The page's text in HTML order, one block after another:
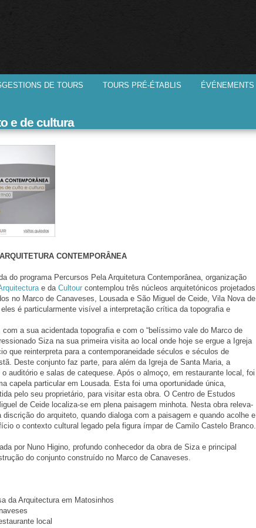
DE TOURS TOURS PRÉ-ÉTABLIS ÉVÉNEMENTS
e de cultura
CONTEMPORÂNEA
do programa Percursos Pela Arquitetura Contemporânea, organização
e da Cultour contemplou três núcleos arquitetónicos projetados
no Marco de Canaveses, Lousada e São Miguel de Ceide, Vila Nova de
é particularmente visível a interpretação crítica da topografia e
a sua acidentada topografia e com o “belíssimo vale do Marco de
Siza na sua primeira visita ao local onde hoje se ergue a Igreja
que reinterpreta para a contemporaneidade séculos e séculos de
Deste conjunto faz parte, para além da Igreja de Santa Maria, a
auditório e salas de catequese. Após o almoço, em restaurante local, foi
capela particular em Lousada. Esta foi uma oportunidade única,
pelo seu proprietário, para visitar esta obra. O Centro de Estudos
de Ceide localiza-se em plena paisagem minhota. Nesta obra releva-
discrição do arquiteto, quando dialoga com a paisagem e quando acolhe e
o contexto cultural legado pela figura ímpar de Camilo Castelo Branco.
por Nuno Higino, profundo conhecedor da obra de Siza e principal
do conjunto construído no Marco de Canaveses.
da Arquitectura em Matosinhos
local